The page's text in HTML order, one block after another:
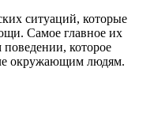
ситуаций, которые
Самое главное их
поведении, которое
окружающим людям.